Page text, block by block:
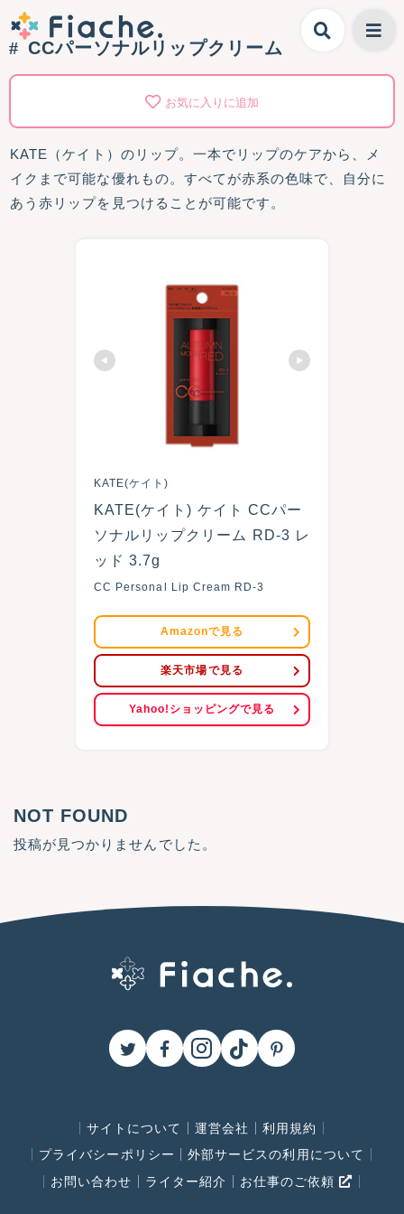
CCパーソナルリップクリーム
お気に入りに追加
KATE（ケイト）のリップ。一本でリップのケアから、メ
イクまで可能な優れもの。すべてが赤系の色味で、自分に
あう赤リップを見つけることが可能です。
KATE(ケイト)
KATE(ケイト) ケイト CCパー
ソナルリップクリーム RD-3 レ
ッド 3.7g
CC Personal Lip Cream RD-3
Amazonで見る
楽天市場で見る
Yahoo!ショッピングで見る
NOT FOUND
投稿が見つかりませんでした。
サイトについて 運営会社
利用規約
プライバシーポリシー
外部サービスの利用について
お問い合わせ
ライター紹介 お仕事のご依頼